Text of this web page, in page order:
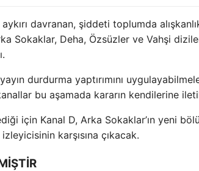
davranan, şiddeti toplumda
Sokaklar, Deha, Özsüzler ve Vahşi
yayın durdurma yaptırımını
bu aşamada kararın kendilerine
için Kanal D, Arka Sokaklar’ın yeni
karşısına çıkacak.